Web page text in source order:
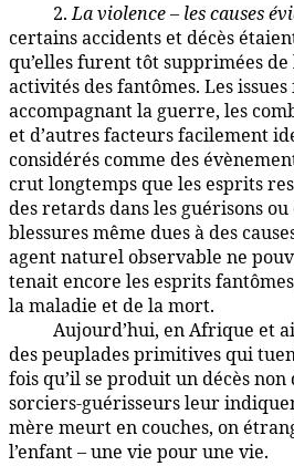
2.La violence – les causes
certains accidents et décès
qu’elles furent tôt supprimées
activités des fantômes. Les
accompagnant la guerre, les
et d’autres facteurs facilement
considérés comme des
crut longtemps que les esprits
des retards dans les guérisons
blessures même dues à des
agent naturel observable ne
tenait encore les esprits
la maladie et de la mort.
Aujourd’hui, en Afrique et
des peuplades primitives qui
fois qu’il se produit un décès
sorciers-guérisseurs leur
mère meurt en couches, on
l’enfant – une vie pour une vie.